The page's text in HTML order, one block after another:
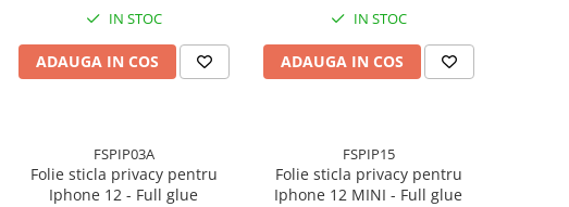
IN STOC
ADAUGA IN COS
IN STOC
ADAUGA IN COS
FSPIP03A
Folie sticla privacy pentru
Iphone 12 - Full glue
FSPIP15
Folie sticla privacy pentru
Iphone 12 MINI - Full glue